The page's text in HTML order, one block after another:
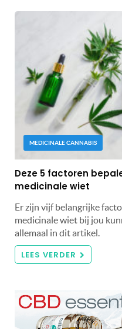
MEDICINALE CANNABIS
Deze 5 factoren
medicinale wiet
Er zijn vijf belangrijke
medicinale wiet bij jou
allemaal in dit artikel.
LEES VERDER